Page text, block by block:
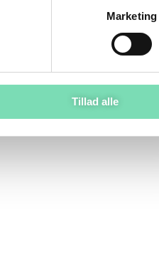
Marketing
Tillad alle